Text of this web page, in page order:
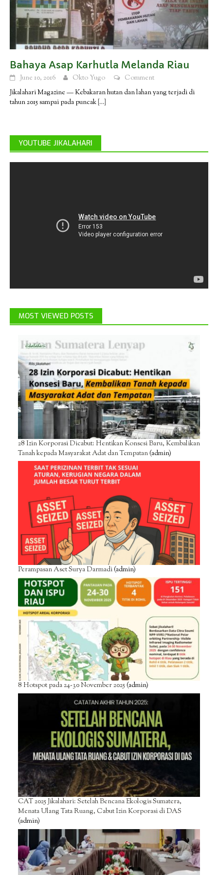
Bahaya Asap Karhutla Melanda Riau
June 10, 2016 Okto Yugo
Comment
Jikalahari Magazine — Kebakaran hutan dan lahan yang terjadi di
tahun 2015 sampai pada puncak […]
YOUTUBE JIKALAHARI
MOST VIEWED POSTS
28 Izin Korporasi Dicabut: Hentikan Konsesi Baru, Kembalikan
Tanah kepada Masyarakat Adat dan Tempatan(admin)
Perampasan Aset Surya Darmadi(admin)
8 Hotspot pada 24-30 November 2025(admin)
CAT 2025 Jikalahari: Setelah Bencana Ekologis Sumatera,
Menata Ulang Tata Ruang, Cabut Izin Korporasi di DAS
(admin)